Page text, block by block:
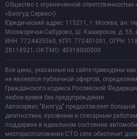
Общество с ограниченной
«Вилгуд Сервис»)
Юридический адрес: 115211, г. Москва, вн.
Москворечье-Сабурово, Ш. Каширское, д. 55,
ИНН: 7724435560, КПП: 772401001, ОГРН:
28118921; ОКТМО: 45918000000
Все цены, указанные на сайте приведены
не являются публичной офертой,
Гражданского кодекса Российской
любое время без предупреждения.
Автосервис "Вилгуд" предоставляет большой
диагностике, кузовным и слесарным
поддержке в идеальном состоянии
месторасположение СТО сети обеспечит